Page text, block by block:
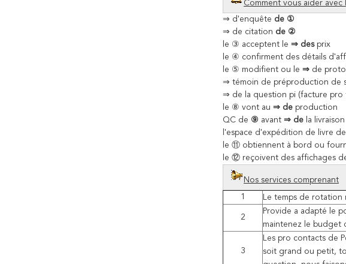
Comment vous aider
⇒ d'enquête de ①
⇒ de citation de ②
le ③ acceptent le ⇒ desprix
le ④ confirment des détails
le ⑤ modifient ou le ⇒ de
⇒ témoin de préproduction de
⇒ de la question pi (facture pro
le ⑧ vont au ⇒ de production
QC de ⑨ avant ⇒ de la
livraison
l'espace d'expédition de livre de
le ⑪ obtiennent à bord ou
le ⑫ reçoivent des affichages de
Nos services comprenant
1
Le temps de rotation
2
Provide a adapté le
maintenez le budget
3
Les pro contacts de
soit grand ou petit,